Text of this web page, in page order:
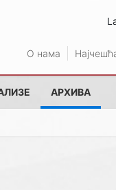
О нама
АРХИВА